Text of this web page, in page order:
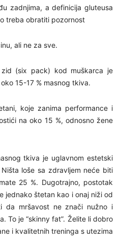
zadnjima, a definicija gluteusa
treba obratiti pozornost
ali ne za sve.
(six pack) kod muškarca je
15-17 % masnog tkiva.
koje zanima performance i
na oko 15 %, odnosno žene
tkiva je uglavnom estetski
loše sa zdravljem neće biti
25 %. Dugotrajno, postotak
jednako štetan kao i onaj niži od
da mršavost ne znači nužno i
To je “skinny fat”. Želite li dobro
i kvalitetnih treninga s utezima